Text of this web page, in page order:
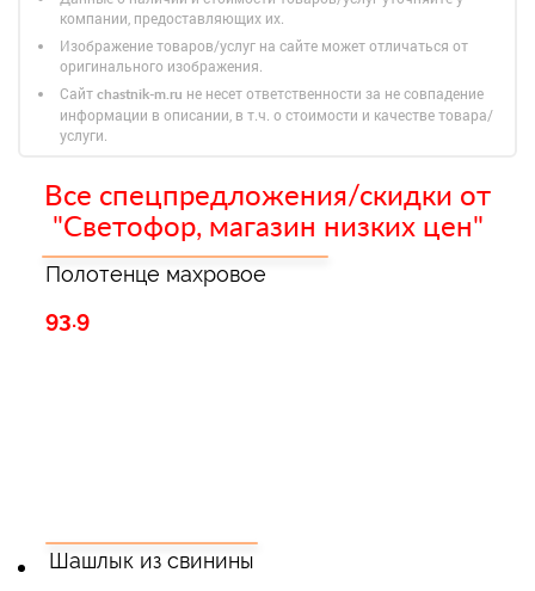
компании, предоставляющих их.
Изображение товаров/услуг на сайте может отличаться от
оригинального изображения.
Сайт chastnik-m.ru не несет ответственности за не совпадение
информации в описании, в т.ч. о стоимости и качестве товара/
услуги.
Все спецпредложения/скидки от
"Светофор, магазин низких цен"
Полотенце махровое
93.9
Шашлык из свинины